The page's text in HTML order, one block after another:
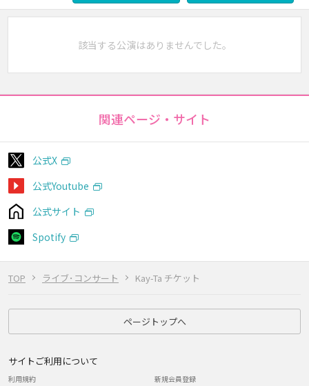
TOP ライブ･コンサート Kay-Ta チケット
該当する公演はありませんでした。
関連ページ・サイト
公式X
公式Youtube
公式サイト
Spotify
ページトップへ
サイトご利用について
利用規約
新規会員登録